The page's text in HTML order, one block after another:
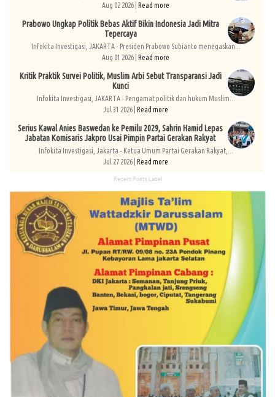
Aug 02 2026 | Read more
Prabowo Ungkap Politik Bebas Aktif Bikin Indonesia Jadi Mitra
Tepercaya
Infokita Investigasi, JAKARTA - Presiden Prabowo Subianto menegaskan...
Aug 01 2026 | Read more
Kritik Praktik Survei Politik, Muslim Arbi Sebut Transparansi Jadi
Kunci
Infokita Investigasi, JAKARTA - Pengamat politik dan hukum Muslim...
Jul 31 2026 | Read more
Serius Kawal Anies Baswedan ke Pemilu 2029, Sahrin Hamid Lepas
Jabatan Komisaris Jakpro Usai Pimpin Partai Gerakan Rakyat
Infokita Investigasi, Jakarta - Ketua Umum Partai Gerakan Rakyat,...
Jul 27 2026 | Read more
Recent Posts Label